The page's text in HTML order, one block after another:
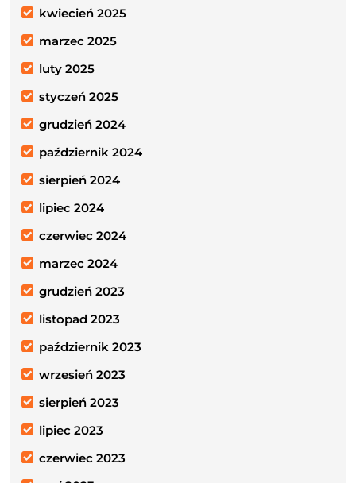
kwiecień 2025
marzec 2025
luty 2025
styczeń 2025
grudzień 2024
październik 2024
sierpień 2024
lipiec 2024
czerwiec 2024
marzec 2024
grudzień 2023
listopad 2023
październik 2023
wrzesień 2023
sierpień 2023
lipiec 2023
czerwiec 2023